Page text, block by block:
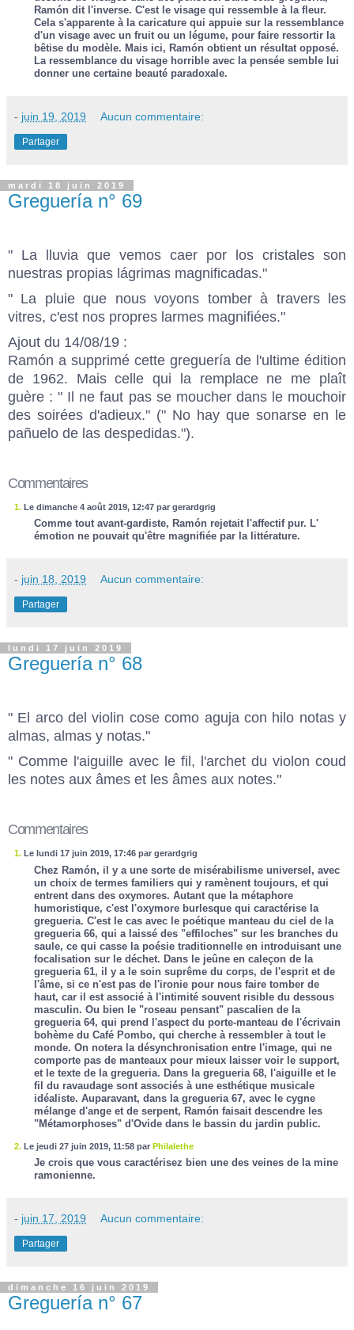
Ramón dit l'inverse. C'est le visage qui ressemble à la fleur.
Cela s'apparente à la caricature qui appuie sur la ressemblance
d'un visage avec un fruit ou un légume, pour faire ressortir la
bêtise du modèle. Mais ici, Ramón obtient un résultat opposé.
La ressemblance du visage horrible avec la pensée semble lui
donner une certaine beauté paradoxale.
- juin 19, 2019 Aucun commentaire:
Partager
mardi 18 juin 2019
Greguería n° 69
" La lluvia que vemos caer por los cristales son
nuestras propias lágrimas magnificadas."
" La pluie que nous voyons tomber à travers les
vitres, c'est nos propres larmes magnifiées."
Ajout du 14/08/19 :
Ramón a supprimé cette greguería de l'ultime édition
de 1962. Mais celle qui la remplace ne me plaît
guère : " Il ne faut pas se moucher dans le mouchoir
des soirées d'adieux." (" No hay que sonarse en le
pañuelo de las despedidas.").
Commentaires
1. Le dimanche 4 août 2019, 12:47 par gerardgrig
Comme tout avant-gardiste, Ramón rejetait l'affectif pur. L'
émotion ne pouvait qu'être magnifiée par la littérature.
- juin 18, 2019 Aucun commentaire:
Partager
lundi 17 juin 2019
Greguería n° 68
" El arco del violin cose como aguja con hilo notas y
almas, almas y notas."
" Comme l'aiguille avec le fil, l'archet du violon coud
les notes aux âmes et les âmes aux notes."
Commentaires
1. Le lundi 17 juin 2019, 17:46 par gerardgrig
Chez Ramón, il y a une sorte de misérabilisme universel, avec
un choix de termes familiers qui y ramènent toujours, et qui
entrent dans des oxymores. Autant que la métaphore
humoristique, c'est l'oxymore burlesque qui caractérise la
gregueria. C'est le cas avec le poétique manteau du ciel de la
gregueria 66, qui a laissé des "effiloches" sur les branches du
saule, ce qui casse la poésie traditionnelle en introduisant une
focalisation sur le déchet. Dans le jeûne en caleçon de la
gregueria 61, il y a le soin suprême du corps, de l'esprit et de
l'âme, si ce n'est pas de l'ironie pour nous faire tomber de
haut, car il est associé à l'intimité souvent risible du dessous
masculin. Ou bien le "roseau pensant" pascalien de la
gregueria 64, qui prend l'aspect du porte-manteau de l'écrivain
bohème du Café Pombo, qui cherche à ressembler à tout le
monde. On notera la désynchronisation entre l'image, qui ne
comporte pas de manteaux pour mieux laisser voir le support,
et le texte de la gregueria. Dans la gregueria 68, l'aiguille et le
fil du ravaudage sont associés à une esthétique musicale
idéaliste. Auparavant, dans la gregueria 67, avec le cygne
mélange d'ange et de serpent, Ramón faisait descendre les
"Métamorphoses" d'Ovide dans le bassin du jardin public.
2. Le jeudi 27 juin 2019, 11:58 par Philalethe
Je crois que vous caractérisez bien une des veines de la mine
ramonienne.
- juin 17, 2019 Aucun commentaire:
Partager
dimanche 16 juin 2019
Greguería n° 67